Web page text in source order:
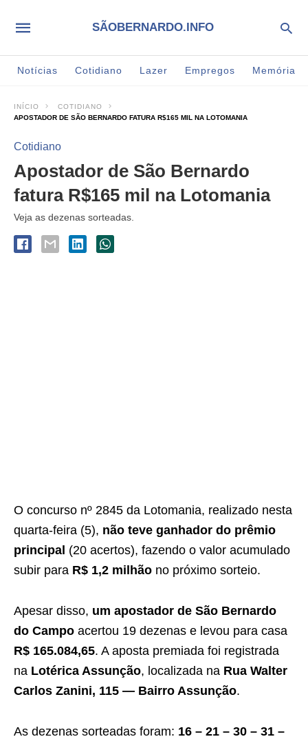
SÃOBERNARDO.INFO
Notícias Cotidiano Lazer Empregos Memória
INÍCIO
COTIDIANO
APOSTADOR DE SÃO BERNARDO FATURA R$165 MIL NA LOTOMANIA
Cotidiano
Apostador de São Bernardo
fatura R$165 mil na Lotomania
Veja as dezenas sorteadas.
O concurso nº 2845 da Lotomania, realizado nesta
quarta-feira (5), não teve ganhador do prêmio
principal (20 acertos), fazendo o valor acumulado
subir para R$ 1,2 milhão no próximo sorteio.
Apesar disso, um apostador de São Bernardo
do Campo acertou 19 dezenas e levou para casa
R$ 165.084,65. A aposta premiada foi registrada
na Lotérica Assunção, localizada na Rua Walter
Carlos Zanini, 115 — Bairro Assunção.
As dezenas sorteadas foram: 16 – 21 – 30 – 31 –